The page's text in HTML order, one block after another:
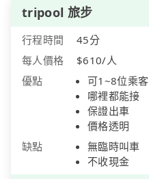
tripool 旅步
行程時間
45分
每人價格
$610/人
優點
可1~8位乘客
哪裡都能接
保證出車
價格透明
缺點
無臨時叫車
不收現金